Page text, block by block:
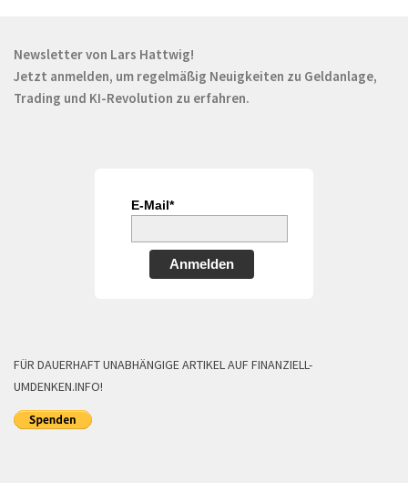
Newsletter von Lars Hattwig!
Jetzt anmelden, um regelmäßig Neuigkeiten zu Geldanlage,
Trading und KI-Revolution zu erfahren.
E-Mail*
Anmelden
FÜR DAUERHAFT UNABHÄNGIGE ARTIKEL AUF FINANZIELL-
UMDENKEN.INFO!